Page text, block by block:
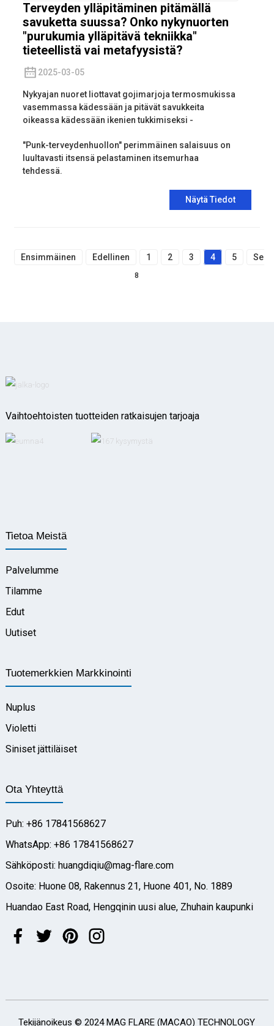
Terveyden ylläpitäminen pitämällä
savuketta suussa? Onko nykynuorten
"purukumia ylläpitävä tekniikka"
tieteellistä vai metafyysistä?
2025-03-05
Nykyajan nuoret liottavat gojimarjoja termosmukissa
vasemmassa kädessään ja pitävät savukkeita
oikeassa kädessään ikenien tukkimiseksi -
"Punk-terveydenhuollon" perimmäinen salaisuus on
luultavasti itsensä pelastaminen itsemurhaa
tehdessä.
Näytä Tiedot
Ensimmäinen Edellinen 1 2 3 4 5
8
Vaihtoehtoisten tuotteiden ratkaisujen tarjoaja
Tietoa Meistä
Palvelumme
Tilamme
Edut
Uutiset
Tuotemerkkien Markkinointi
Nuplus
Violetti
Siniset jättiläiset
Ota Yhteyttä
Puh: +86 17841568627
WhatsApp: +86 17841568627
Sähköposti: huangdiqiu@mag-flare.com
Osoite: Huone 08, Rakennus 21, Huone 401, No. 1889
Huandao East Road, Hengqinin uusi alue, Zhuhain kaupunki
Tekijänoikeus © 2024 MAG FLARE (MACAO) TECHNOLOGY